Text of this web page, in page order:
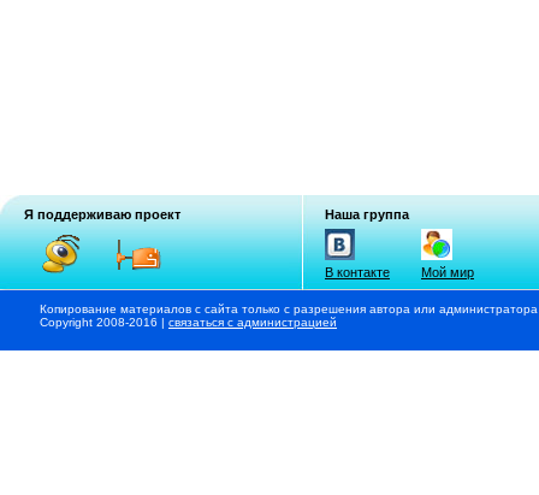
Я поддерживаю проект Наша группа
В контакте Мой мир
Копирование материалов с сайта только с разрешения автора или
Copyright 2008-2016 | связаться с администрацией